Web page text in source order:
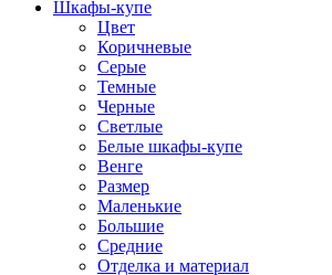
Шкафы-купе
Цвет
Коричневые
Серые
Темные
Черные
Светлые
Белые шкафы-купе
Венге
Размер
Маленькие
Большие
Средние
Отделка и материал